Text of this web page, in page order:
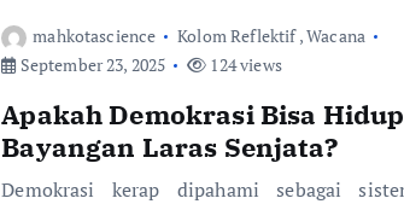
mahkotascience Kolom Reflektif,Wacana
September 23, 2025
124 views
Apakah Demokrasi Bisa
Bayangan Laras Senjata?
Demokrasi kerap dipahami sebagai